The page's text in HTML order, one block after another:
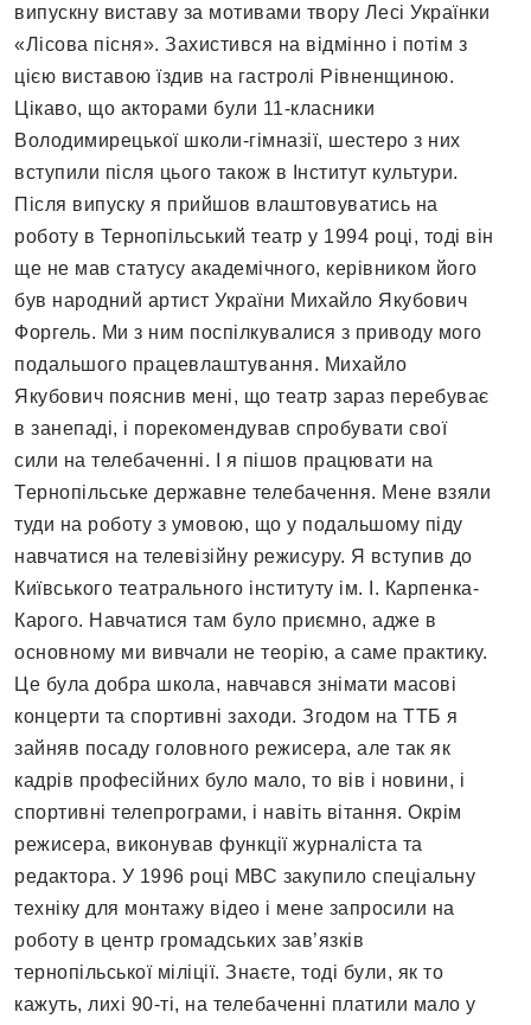
випускну виставу за мотивами твору Лесі Українки
«Лісова пісня». Захистився на відмінно і потім з
цією виставою їздив на гастролі Рівненщиною.
Цікаво, що акторами були 11-класники
Володимирецької школи-гімназії, шестеро з них
вступили після цього також в Інститут культури.
Після випуску я прийшов влаштовуватись на
роботу в Тернопільський театр у 1994 році, тоді він
ще не мав статусу академічного, керівником його
був народний артист України Михайло Якубович
Форгель. Ми з ним поспілкувалися з приводу мого
подальшого працевлаштування. Михайло
Якубович пояснив мені, що театр зараз перебуває
в занепаді, і порекомендував спробувати свої
сили на телебаченні. І я пішов працювати на
Тернопільське державне телебачення. Мене взяли
туди на роботу з умовою, що у подальшому піду
навчатися на телевізійну режисуру. Я вступив до
Київського театрального інституту ім. І. Карпенка-
Карого. Навчатися там було приємно, адже в
основному ми вивчали не теорію, а саме практику.
Це була добра школа, навчався знімати масові
концерти та спортивні заходи. Згодом на ТТБ я
зайняв посаду головного режисера, але так як
кадрів професійних було мало, то вів і новини, і
спортивні телепрограми, і навіть вітання. Окрім
режисера, виконував функції журналіста та
редактора. У 1996 році МВС закупило спеціальну
техніку для монтажу відео і мене запросили на
роботу в центр громадських зав’язків
тернопільської міліції. Знаєте, тоді були, як то
кажуть, лихі 90-ті, на телебаченні платили мало у